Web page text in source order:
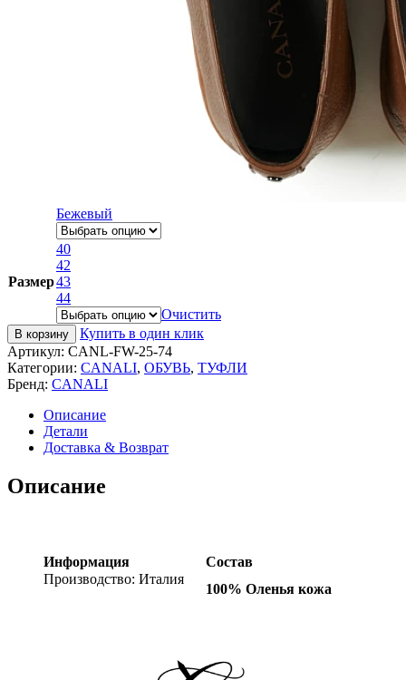
Бежевый
Размер
40
42
43
44
Очистить
В корзину
Купить в один клик
Артикул: CANL-FW-25-74
Категории: CANALI, ОБУВЬ, ТУФЛИ
Бренд: CANALI
Описание
Детали
Доставка & Возврат
Описание
Информация
Производство: Италия
Состав
100% Оленья кожа